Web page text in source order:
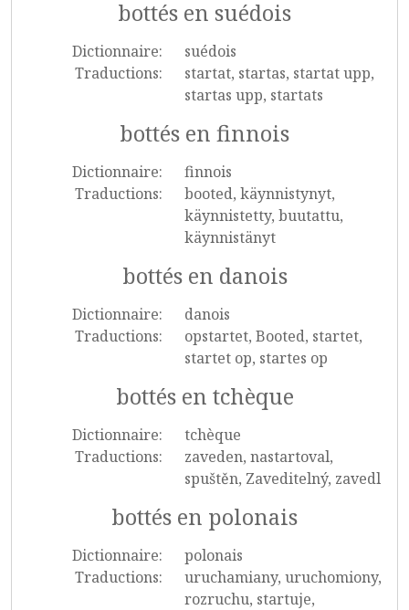
bottés en suédois
Dictionnaire:
suédois
Traductions:
startat, startas, startat upp,
startas upp, startats
bottés en finnois
Dictionnaire:
finnois
Traductions:
booted, käynnistynyt,
käynnistetty, buutattu,
käynnistänyt
bottés en danois
Dictionnaire:
danois
Traductions:
opstartet, Booted, startet,
startet op, startes op
bottés en tchèque
Dictionnaire:
tchèque
Traductions:
zaveden, nastartoval,
spuštěn, Zaveditelný, zavedl
bottés en polonais
Dictionnaire:
polonais
Traductions:
uruchamiany, uruchomiony,
rozruchu, startuje,